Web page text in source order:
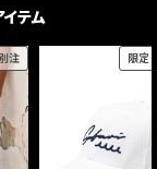
テム
別注 限定